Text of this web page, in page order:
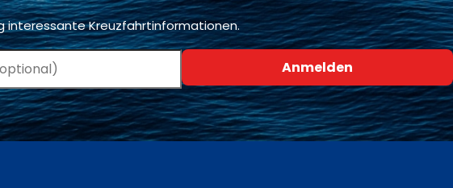
interessante Kreuzfahrtinformationen.